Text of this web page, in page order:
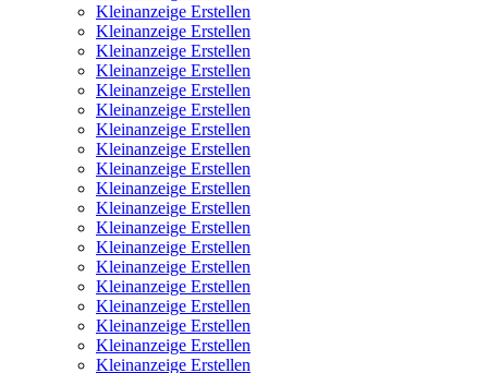
Kleinanzeige Erstellen
Kleinanzeige Erstellen
Kleinanzeige Erstellen
Kleinanzeige Erstellen
Kleinanzeige Erstellen
Kleinanzeige Erstellen
Kleinanzeige Erstellen
Kleinanzeige Erstellen
Kleinanzeige Erstellen
Kleinanzeige Erstellen
Kleinanzeige Erstellen
Kleinanzeige Erstellen
Kleinanzeige Erstellen
Kleinanzeige Erstellen
Kleinanzeige Erstellen
Kleinanzeige Erstellen
Kleinanzeige Erstellen
Kleinanzeige Erstellen
Kleinanzeige Erstellen